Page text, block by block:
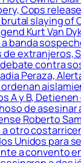
Cops
slaying of
Kurt Van
banda
de extranjeros,
contra
Peraza,
ordenan
A y B,
de asesinar
Roberto
otro
Unidos para
a convento